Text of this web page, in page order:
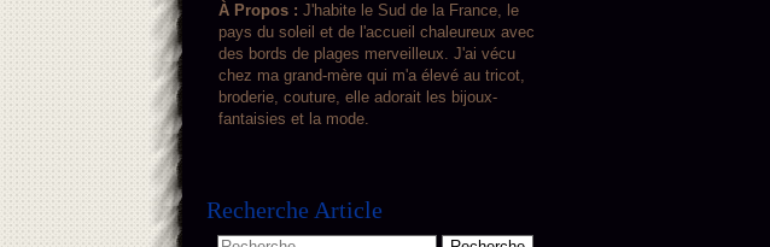
À Propos : J'habite le Sud de la France, le
pays du soleil et de l'accueil chaleureux avec
des bords de plages merveilleux. J'ai vécu
chez ma grand-mère qui m'a élevé au tricot,
broderie, couture, elle adorait les bijoux-
fantaisies et la mode.
Recherche Article